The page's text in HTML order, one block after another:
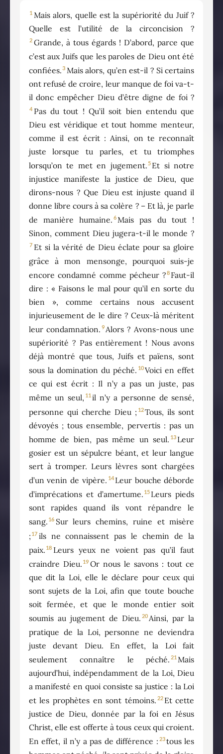
1 Mais alors, quelle est la supériorité du Juif ?
Quelle est l’utilité de la circoncision ?
2 Grande, à tous égards ! D’abord, parce que
c’est aux Juifs que les paroles de Dieu ont été
confiées. 3 Mais alors, qu’en est-il ? Si certains
ont refusé de croire, leur manque de foi va-t-
il donc empêcher Dieu d’être digne de foi ?
4 Pas du tout ! Qu’il soit bien entendu que
Dieu est véridique et tout homme menteur,
comme il est écrit : Ainsi, on te reconnaît
juste lorsque tu parles, et tu triomphes
lorsqu’on te met en jugement.5 Et si notre
injustice manifeste la justice de Dieu, que
dirons-nous ? Que Dieu est injuste quand il
donne libre cours à sa colère ? – Et là, je parle
de manière humaine. 6Mais pas du tout !
Sinon, comment Dieu jugera-t-il le monde ?
7 Et si la vérité de Dieu éclate pour sa gloire
grâce à mon mensonge, pourquoi suis-je
encore condamné comme pécheur ?8 Faut-il
dire : « Faisons le mal pour qu’il en sorte du
bien », comme certains nous accusent
injurieusement de le dire ? Ceux-là méritent
leur condamnation. 9Alors ? Avons-nous une
supériorité ? Pas entièrement ! Nous avons
déjà montré que tous, Juifs et païens, sont
sous la domination du péché. 10Voici en effet
ce qui est écrit : Il n’y a pas un juste, pas
même un seul, 11 il n’y a personne de sensé,
personne qui cherche Dieu ; 12Tous, ils sont
dévoyés ; tous ensemble, pervertis : pas un
homme de bien, pas même un seul. 13 Leur
gosier est un sépulcre béant, et leur langue
sert à tromper. Leurs lèvres sont chargées
d’un venin de vipère. 14 Leur bouche déborde
d’imprécations et d’amertume. 15 Leurs pieds
sont rapides quand ils vont répandre le
sang. 16 Sur leurs chemins, ruine et misère
; 17 ils ne connaissent pas le chemin de la
paix. 18 Leurs yeux ne voient pas qu’il faut
craindre Dieu. 19 Or nous le savons : tout ce
que dit la Loi, elle le déclare pour ceux qui
sont sujets de la Loi, afin que toute bouche
soit fermée, et que le monde entier soit
soumis au jugement de Dieu. 20Ainsi, par la
pratique de la Loi, personne ne deviendra
juste devant Dieu. En effet, la Loi fait
seulement connaître le péché. 21 Mais
aujourd’hui, indépendamment de la Loi, Dieu
a manifesté en quoi consiste sa justice : la Loi
et les prophètes en sont témoins. 22 Et cette
justice de Dieu, donnée par la foi en Jésus
Christ, elle est offerte à tous ceux qui croient.
En effet, il n’y a pas de différence : 23tous les